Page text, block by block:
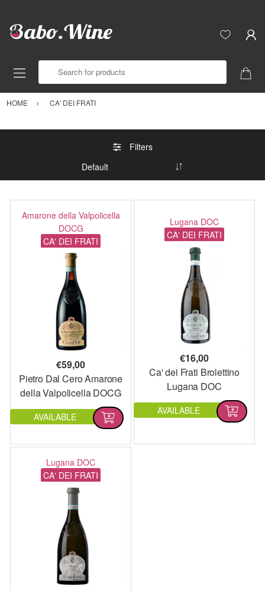
HOME CA' DEI FRATI
Filters
Amarone della Valpolicella
DOCG
CA' DEI FRATI
€59,00
Pietro Dal Cero Amarone
della Valpolicella DOCG
AVAILABLE
Lugana DOC
CA' DEI FRATI
€16,00
Ca' dei Frati Brolettino
Lugana DOC
AVAILABLE
Lugana DOC
CA' DEI FRATI